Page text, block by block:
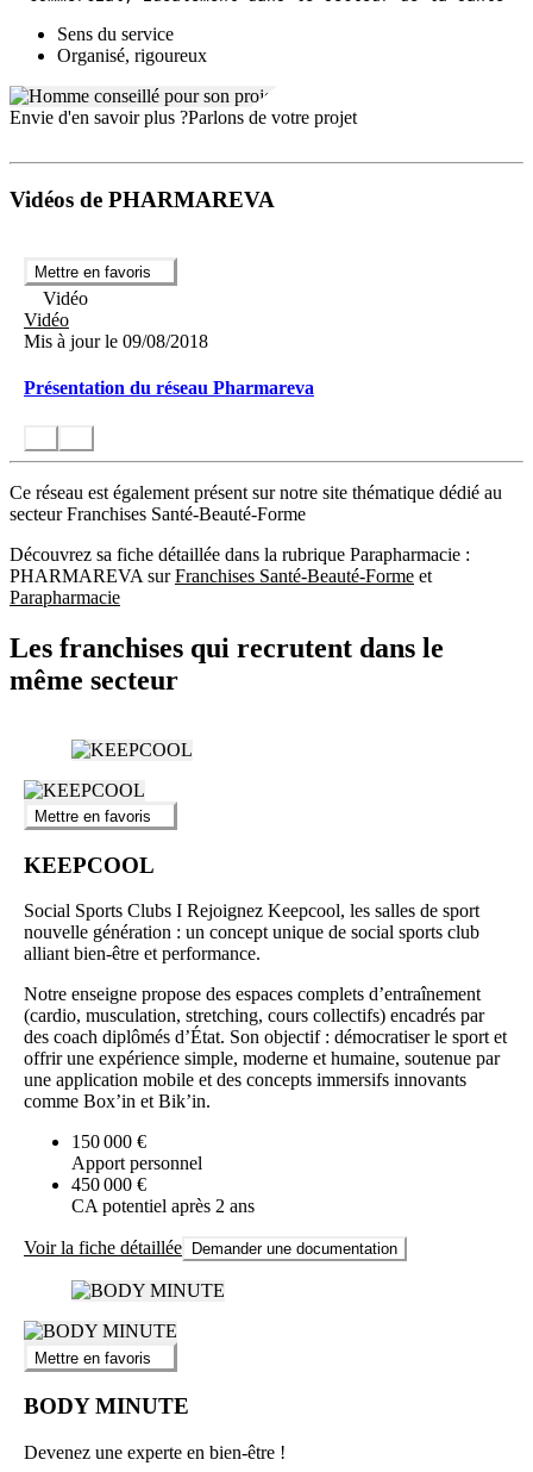
Sens du service
Organisé, rigoureux
Envie d'en savoir plus ?Parlons de votre projet
Vidéos de PHARMAREVA
Mettre en favoris
Vidéo
Vidéo
Mis à jour le 09/08/2018
Présentation du réseau Pharmareva
Ce réseau est également présent sur notre site thématique dédié au
secteur Franchises Santé-Beauté-Forme
Découvrez sa fiche détaillée dans la rubrique Parapharmacie :
PHARMAREVA surFranchises Santé-Beauté-Forme et
Parapharmacie
Les franchises qui recrutent dans le
même secteur
Mettre en favoris
KEEPCOOL
Social Sports Clubs I Rejoignez Keepcool, les salles de sport
nouvelle génération : un concept unique de social sports club
alliant bien-être et performance.
Notre enseigne propose des espaces complets d’entraînement
(cardio, musculation, stretching, cours collectifs) encadrés par
des coach diplômés d’État. Son objectif : démocratiser le sport et
offrir une expérience simple, moderne et humaine, soutenue par
une application mobile et des concepts immersifs innovants
comme Box’in et Bik’in.
150 000 €
Apport personnel
450 000 €
CA potentiel après 2 ans
Voir la fiche détaillée Demander une documentation
Mettre en favoris
BODY MINUTE
Devenez une experte en bien-être !